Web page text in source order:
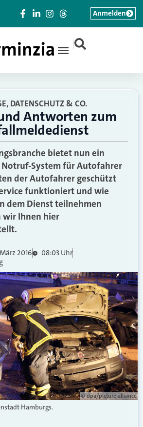
|
Anmelden
DATENSCHUTZ & CO.
Antworten zum
bietet nun ein
System für Autofahrer
der Autofahrer geschützt
funktioniert und wie
dem Dienst teilnehmen
wir Ihnen hier
2016
08:03 Uhr
© dpa/picture alliance
Hamburgs.